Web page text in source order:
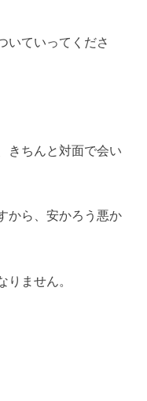
いていってくださ
きちんと対面で会い
から、安かろう悪か
りません。